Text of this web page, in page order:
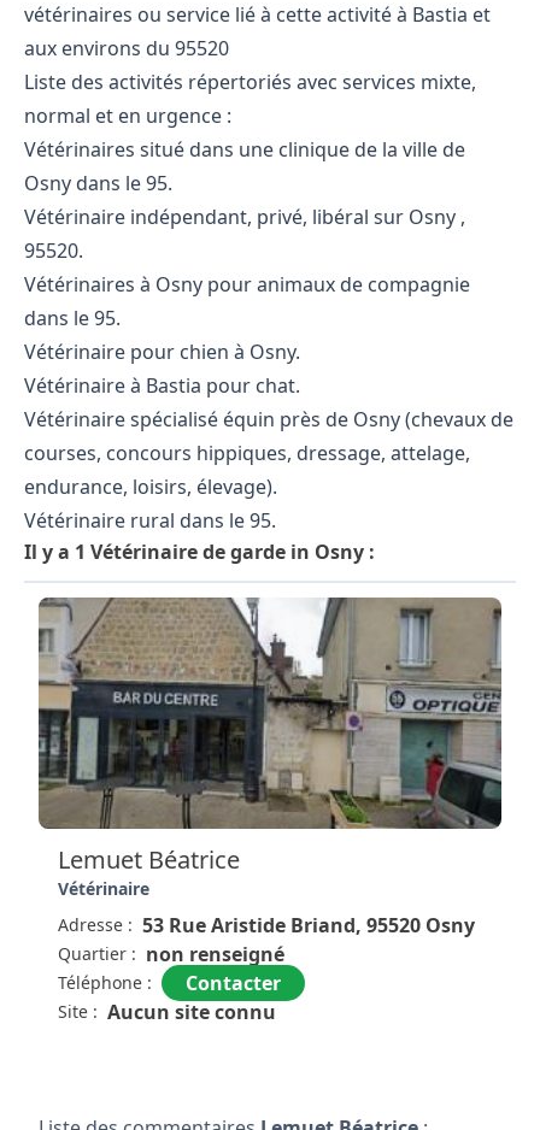
vétérinaires ou service lié à cette activité à Bastia et
aux environs du 95520
Liste des activités répertoriés avec services mixte,
normal et en urgence :
Vétérinaires situé dans une clinique de la ville de
Osny dans le 95.
Vétérinaire indépendant, privé, libéral sur Osny ,
95520.
Vétérinaires à Osny pour animaux de compagnie
dans le 95.
Vétérinaire pour chien à Osny.
Vétérinaire à Bastia pour chat.
Vétérinaire spécialisé équin près de Osny (chevaux de
courses, concours hippiques, dressage, attelage,
endurance, loisirs, élevage).
Vétérinaire rural dans le 95.
Il y a 1 Vétérinaire de garde in Osny :
Lemuet Béatrice
Vétérinaire
Adresse : 53 Rue Aristide Briand, 95520 Osny
Quartier : non renseigné
Téléphone : Contacter
Site : Aucun site connu